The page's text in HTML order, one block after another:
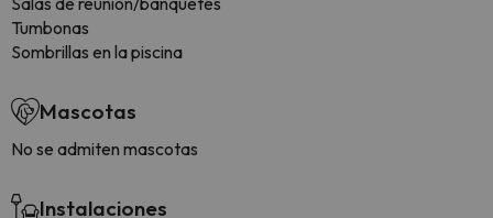
Tumbonas
Sombrillas en la piscina
Mascotas
No se admiten mascotas
Instalaciones